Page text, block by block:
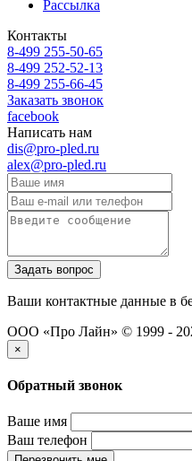
Рассылка
Контакты
8-499 255-50-65
8-499 252-52-13
8-499 255-66-45
Заказать звонок
facebook
Написать нам
dis@pro-pled.ru
alex@pro-pled.ru
Ваши контактные данные в
ООО «Про Лайн» © 1999 -
×
Обратный звонок
Ваше имя
Ваш телефон